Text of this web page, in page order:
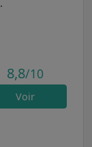
.
8,8/10
Voir